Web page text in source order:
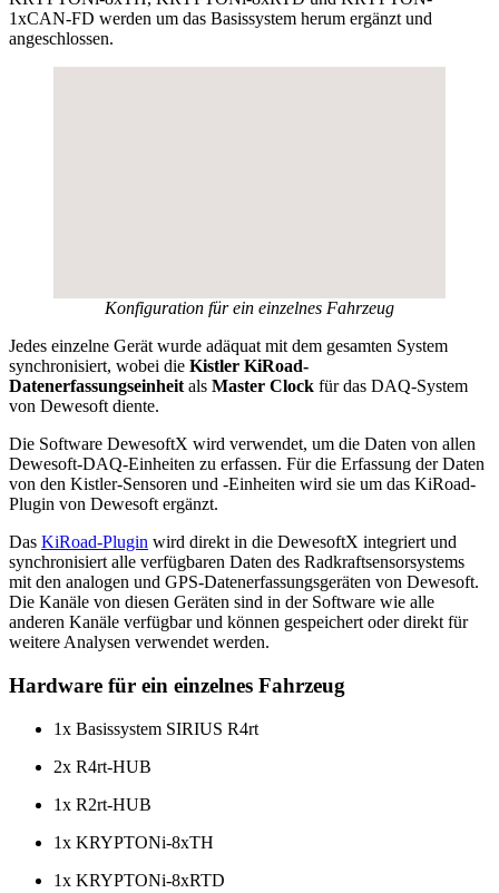
1xCAN-FD werden um das Basissystem herum ergänzt und
angeschlossen.
Konfiguration für ein einzelnes Fahrzeug
Jedes einzelne Gerät wurde adäquat mit dem gesamten System
synchronisiert, wobei die Kistler KiRoad-
Datenerfassungseinheit als Master Clock für das DAQ-System
von Dewesoft diente.
Die Software DewesoftX wird verwendet, um die Daten von allen
Dewesoft-DAQ-Einheiten zu erfassen. Für die Erfassung der Daten
von den Kistler-Sensoren und -Einheiten wird sie um das KiRoad-
Plugin von Dewesoft ergänzt.
Das KiRoad-Plugin wird direkt in die DewesoftX integriert und
synchronisiert alle verfügbaren Daten des Radkraftsensorsystems
mit den analogen und GPS-Datenerfassungsgeräten von Dewesoft.
Die Kanäle von diesen Geräten sind in der Software wie alle
anderen Kanäle verfügbar und können gespeichert oder direkt für
weitere Analysen verwendet werden.
Hardware für ein einzelnes Fahrzeug
1x Basissystem SIRIUS R4rt
2x R4rt-HUB
1x R2rt-HUB
1x KRYPTONi-8xTH
1x KRYPTONi-8xRTD